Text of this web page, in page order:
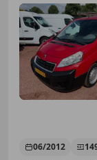
06/2012